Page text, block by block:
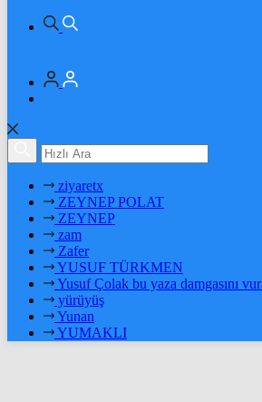
ziyaretx
ZEYNEP POLAT
ZEYNEP
zam
Zafer
YUSUF TÜRKMEN
Yusuf Çolak bu yaza damgasını
yürüyüş
Yunan
YUMAKLI